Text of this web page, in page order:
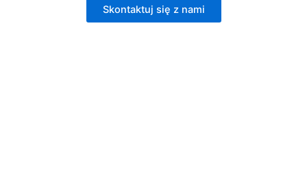
Skontaktuj się z nami